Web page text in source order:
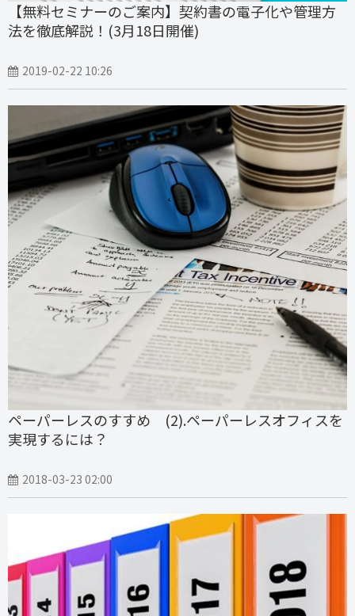
【無料セミナーのご案内】契約書の電子化や管理方
法を徹底解説！(3月18日開催)
2019-02-22 10:26
ペーパーレスのすすめ (2).ペーパーレスオフィスを
実現するには？
2018-03-23 02:00